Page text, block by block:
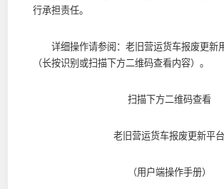
行承担责任。
详细操作请参阅：老旧营运货车报废更新
（长按识别或扫描下方二维码查看内容）。
扫描下方二维码查看
老旧营运货车报废更新平台
（用户端操作手册）